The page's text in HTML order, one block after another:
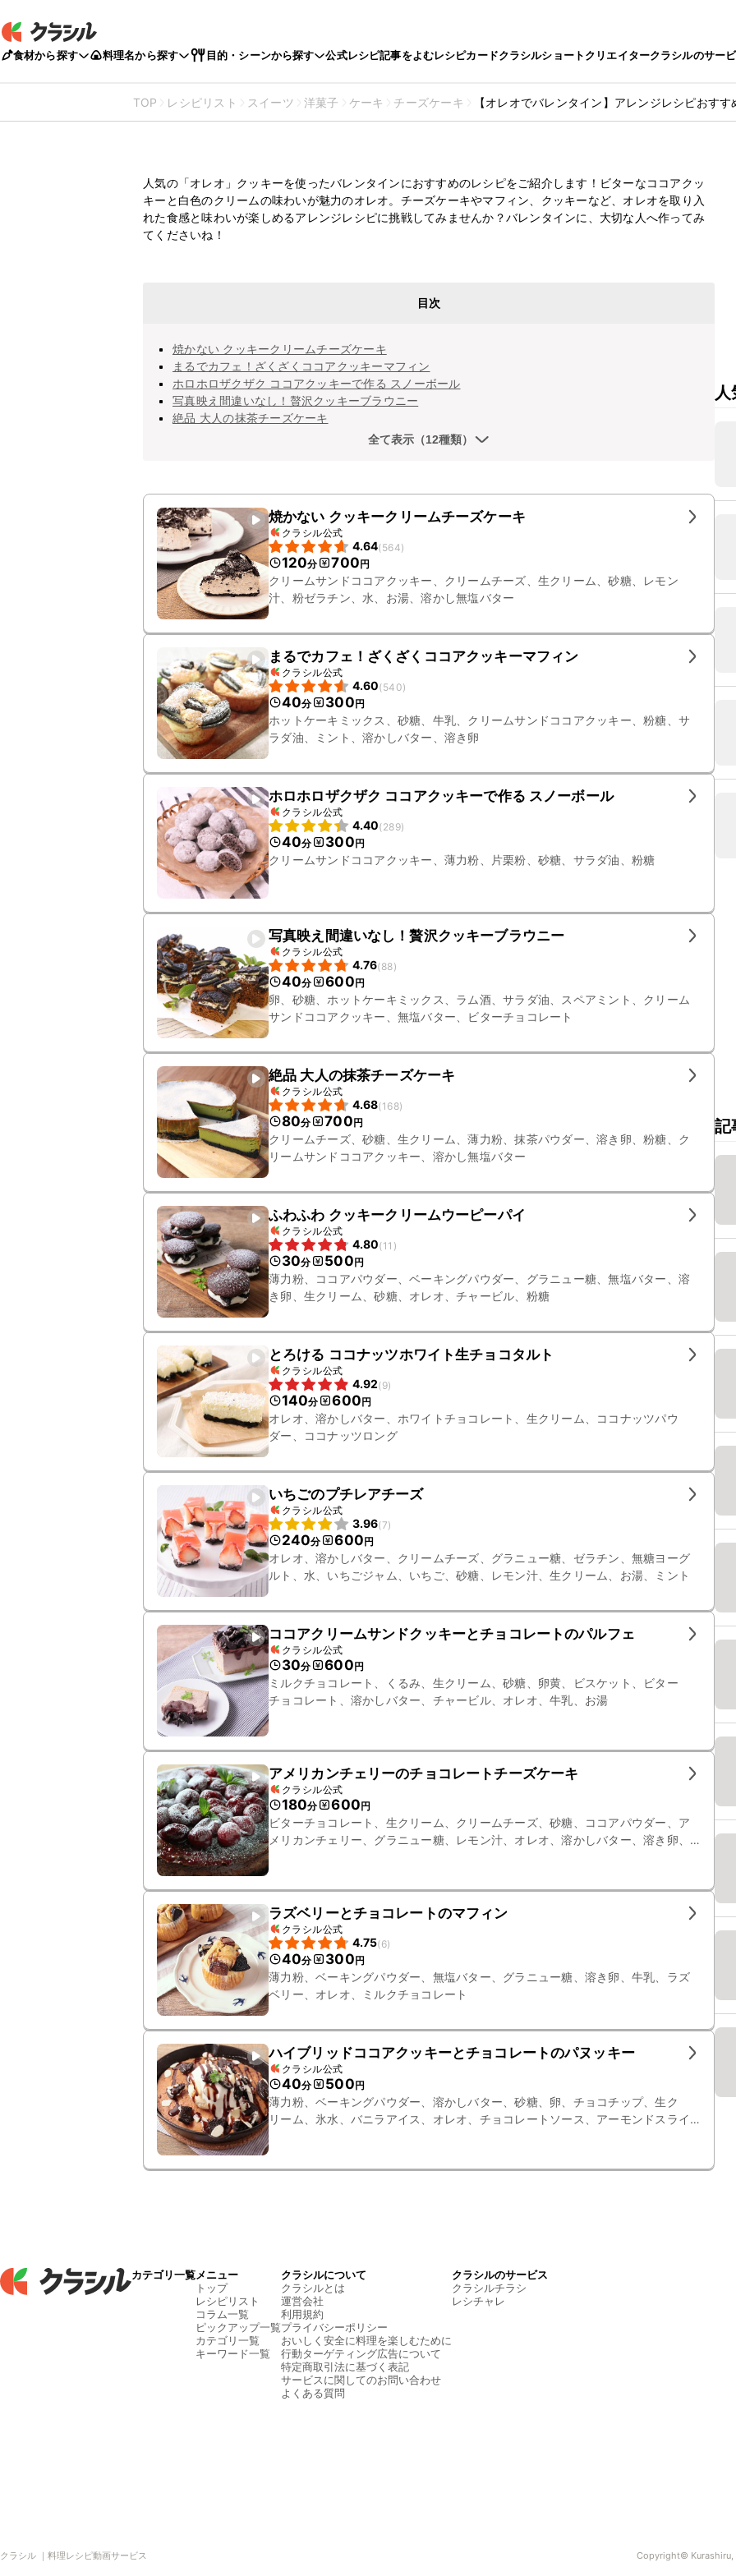
食材から探す 料理名から探す 目的・シーンから探す 公式レシピ記事をよむレシピカードクラシルショートクリエイタークラシルのサー
TOP レシピリスト スイーツ 洋菓子 ケーキ チーズケーキ 【オレオでバレンタイン】アレンジレシピおす
を紹介
人気の「オレオ」クッキーを使ったバレンタインにおすすめのレシピをご紹介します！ビターなココアクッ
キーと白色のクリームの味わいが魅力のオレオ。チーズケーキやマフィン、クッキーなど、オレオを取り入
れた食感と味わいが楽しめるアレンジレシピに挑戦してみませんか？バレンタインに、大切な人へ作ってみ
てくださいね！
目次
焼かない クッキークリームチーズケーキ
まるでカフェ！ざくざくココアクッキーマフィン
ホロホロザクザク ココアクッキーで作る スノーボール
写真映え間違いなし！贅沢クッキーブラウニー
絶品 大人の抹茶チーズケーキ
全て表示（12種類）
焼かない クッキークリームチーズケーキ
クラシル公式
4.64(564)
120分 700円
クリームサンドココアクッキー、クリームチーズ、生クリーム、砂糖、レモン
汁、粉ゼラチン、水、お湯、溶かし無塩バター
まるでカフェ！ざくざくココアクッキーマフィン
クラシル公式
4.60(540)
40分 300円
ホットケーキミックス、砂糖、牛乳、クリームサンドココアクッキー、粉糖、サ
ラダ油、ミント、溶かしバター、溶き卵
ホロホロザクザク ココアクッキーで作る スノーボール
クラシル公式
4.40(289)
40分 300円
クリームサンドココアクッキー、薄力粉、片栗粉、砂糖、サラダ油、粉糖
写真映え間違いなし！贅沢クッキーブラウニー
クラシル公式
4.76(88)
40分 600円
卵、砂糖、ホットケーキミックス、ラム酒、サラダ油、スペアミント、クリーム
サンドココアクッキー、無塩バター、ビターチョコレート
絶品 大人の抹茶チーズケーキ
クラシル公式
4.68(168)
80分 700円
クリームチーズ、砂糖、生クリーム、薄力粉、抹茶パウダー、溶き卵、粉糖、ク
リームサンドココアクッキー、溶かし無塩バター
ふわふわ クッキークリームウーピーパイ
クラシル公式
4.80(11 )
30分 500円
薄力粉、ココアパウダー、ベーキングパウダー、グラニュー糖、無塩バター、溶
き卵、生クリーム、砂糖、オレオ、チャービル、粉糖
とろける ココナッツホワイト生チョコタルト
クラシル公式
4.92(9)
140分 600円
オレオ、溶かしバター、ホワイトチョコレート、生クリーム、ココナッツパウ
ダー、ココナッツロング
いちごのプチレアチーズ
クラシル公式
3.96(7)
240分 600円
オレオ、溶かしバター、クリームチーズ、グラニュー糖、ゼラチン、無糖ヨーグ
ルト、水、いちごジャム、いちご、砂糖、レモン汁、生クリーム、お湯、ミント
ココアクリームサンドクッキーとチョコレートのパルフェ
クラシル公式
30分 600円
ミルクチョコレート、くるみ、生クリーム、砂糖、卵黄、ビスケット、ビター
チョコレート、溶かしバター、チャービル、オレオ、牛乳、お湯
アメリカンチェリーのチョコレートチーズケーキ
クラシル公式
180分 600円
ビターチョコレート、生クリーム、クリームチーズ、砂糖、ココアパウダー、ア
メリカンチェリー、グラニュー糖、レモン汁、オレオ、溶かしバター、溶き卵、
ラズベリーとチョコレートのマフィン
クラシル公式
4.75(6)
40分 300円
薄力粉、ベーキングパウダー、無塩バター、グラニュー糖、溶き卵、牛乳、ラズ
ベリー、オレオ、ミルクチョコレート
ハイブリッドココアクッキーとチョコレートのパヌッキー
クラシル公式
40分 500円
薄力粉、ベーキングパウダー、溶かしバター、砂糖、卵、チョコチップ、生ク
リーム、氷水、バニラアイス、オレオ、チョコレートソース、アーモンドスライ
記
カテゴリ一覧メニュー
トップ
レシピリスト
コラム一覧
ピックアップ一覧
カテゴリ一覧
キーワード一覧
クラシルについて
クラシルとは
運営会社
利用規約
プライバシーポリシー
おいしく安全に料理を楽しむために
行動ターゲティング広告について
特定商取引法に基づく表記
サービスに関してのお問い合わせ
よくある質問
クラシルのサービス
クラシルチラシ
レシチャレ
クラシル ｜料理レシピ動画サービス Copyright© Kurashiru,